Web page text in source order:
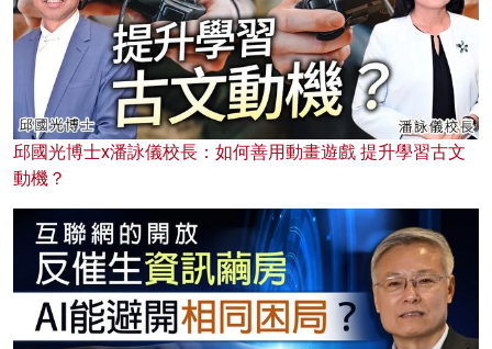
邱國光博士x潘詠儀校長：如何善用動畫遊戲 提升學習古文
動機？